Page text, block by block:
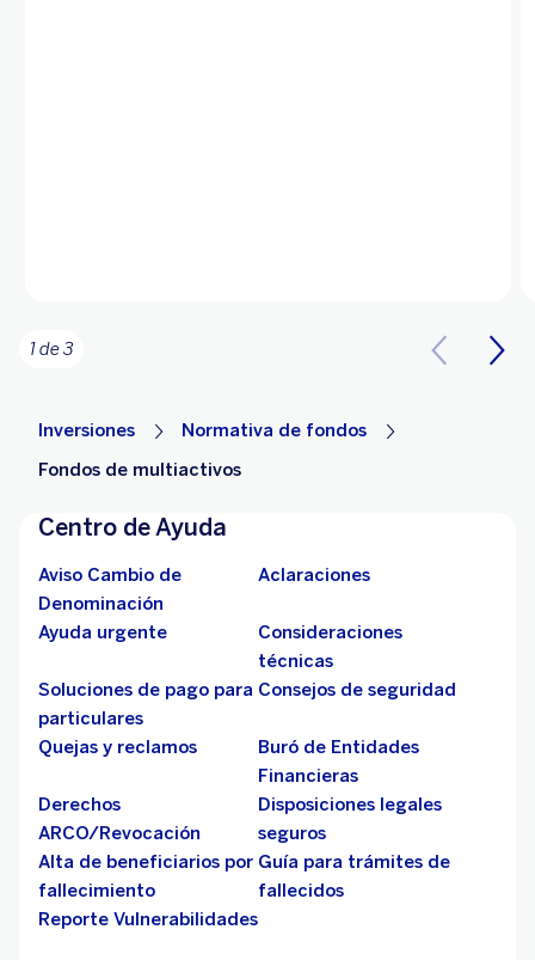
1 de 3
Inversiones
Normativa de fondos
Fondos de multiactivos
Centro de Ayuda
Aviso Cambio de
Denominación
Aclaraciones
Ayuda urgente
Consideraciones
técnicas
Soluciones de pago para
particulares
Consejos de seguridad
Quejas y reclamos
Buró de Entidades
Financieras
Derechos
ARCO/Revocación
Disposiciones legales
seguros
Alta de beneficiarios por
fallecimiento
Guía para trámites de
fallecidos
Reporte Vulnerabilidades